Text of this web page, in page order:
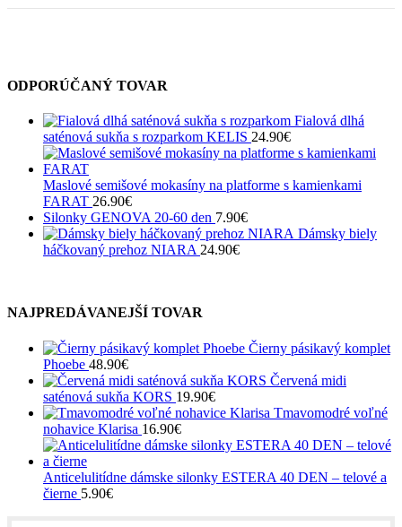
ODPORÚČANÝ TOVAR
Fialová dlhá
saténová sukňa s rozparkom KELIS 24.90€
Maslové semišové mokasíny na platforme s kamienkami
FARAT 26.90€
Silonky GENOVA 20-60 den 7.90€
Dámsky biely
háčkovaný prehoz NIARA 24.90€
NAJPREDÁVANEJŠÍ TOVAR
Čierny pásikavý komplet
Phoebe 48.90€
Červená midi
saténová sukňa KORS 19.90€
Tmavomodré voľné
nohavice Klarisa 16.90€
Anticelulitídne dámske silonky ESTERA 40 DEN – telové a
čierne 5.90€